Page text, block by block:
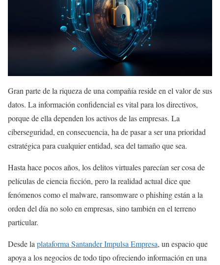
Gran parte de la riqueza de una compañía reside en el valor de sus
datos. La información confidencial es vital para los directivos,
porque de ella dependen los activos de las empresas. La
ciberseguridad, en consecuencia, ha de pasar a ser una prioridad
estratégica para cualquier entidad, sea del tamaño que sea.
Hasta hace pocos años, los delitos virtuales parecían ser cosa de
películas de ciencia ficción, pero la realidad actual dice que
fenómenos como el malware, ransomware o phishing están a la
orden del día no solo en empresas, sino también en el terreno
particular.
Desde la plataforma Santander Impulsa Empresa, un espacio que
apoya a los negocios de todo tipo ofreciendo información en una